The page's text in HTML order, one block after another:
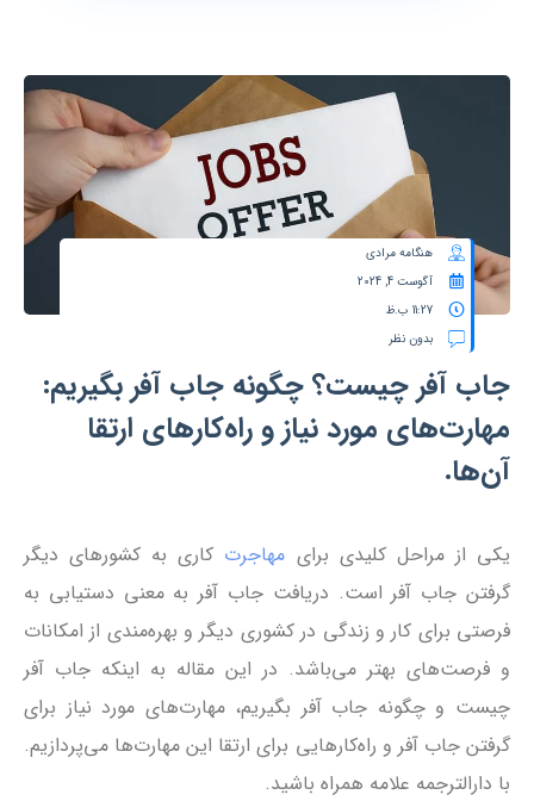
هنگامه مرادی
آگوست 4, 2024
11:27 ب.ظ
بدون نظر
جاب آفر چیست؟ چگونه جاب آفر بگیریم:
مهارت‌های مورد نیاز و راه‌‌کارهای ارتقا
آن‌ها.
یکی از مراحل کلیدی برای مهاجرت کاری به کشورهای دیگر
گرفتن جاب آفر است. دریافت جاب آفر به معنی دستیابی به
فرصتی برای کار و زندگی در کشوری دیگر و بهره‌مندی از امکانات
و فرصت‌های بهتر می‌باشد. در این مقاله به اینکه جاب آفر
چیست و چگونه جاب آفر بگیریم، مهارت‌های مورد نیاز برای
گرفتن جاب آفر و راه‌کارهایی برای ارتقا این مهارت‌ها می‌پردازیم.
با دارالترجمه علامه همراه باشید.